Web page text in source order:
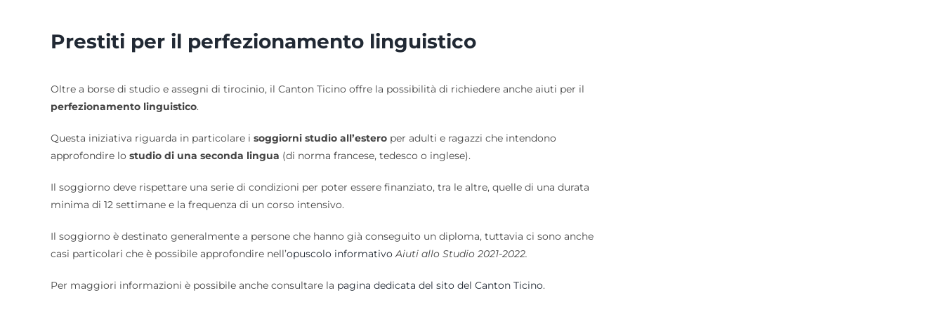
Prestiti per il perfezionamento linguistico
Oltre a borse di studio e assegni di tirocinio, il Canton Ticino offre la possibilità di richiedere anche aiuti per il
perfezionamento linguistico.
Questa iniziativa riguarda in particolare i soggiorni studio all’esteroper adulti e ragazzi che intendono
approfondire lo studio di una seconda lingua (di norma francese, tedesco o inglese).
Il soggiorno deve rispettare una serie di condizioni per poter essere finanziato, tra le altre, quelle di una durata
minima di 12 settimane e la frequenza di un corso intensivo.
Il soggiorno è destinato generalmente a persone che hanno già conseguito un diploma, tuttavia ci sono anche
casi particolari che è possibile approfondire nell’opuscolo informativo Aiuti allo Studio 2021-2022.
Per maggiori informazioni è possibile anche consultare la pagina dedicata del sito del Canton Ticino.